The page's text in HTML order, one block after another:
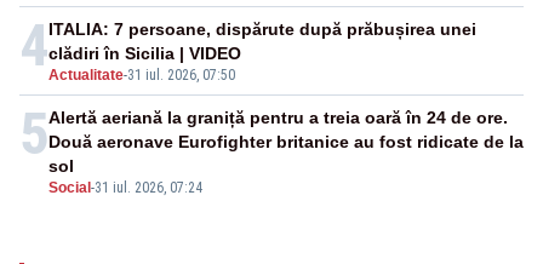
4Actualitate-31 iul. 2026, 07:50
ITALIA: 7 persoane, dispărute după prăbușirea unei
clădiri în Sicilia | VIDEO
5
Social -31 iul. 2026, 07:24
Alertă aeriană la graniță pentru a treia oară în 24 de ore.
Două aeronave Eurofighter britanice au fost ridicate de la
sol